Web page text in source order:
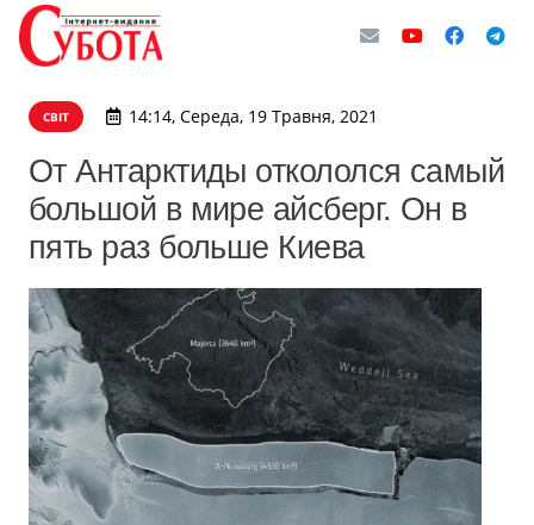
СВІТ 14:14, Середа, 19 Травня, 2021
От Антарктиды откололся самый
большой в мире айсберг. Он в
пять раз больше Киева